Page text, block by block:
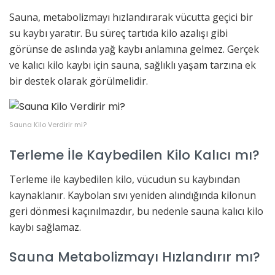
Sauna, metabolizmayı hızlandırarak vücutta geçici bir
su kaybı yaratır. Bu süreç tartıda kilo azalışı gibi
görünse de aslında yağ kaybı anlamına gelmez. Gerçek
ve kalıcı kilo kaybı için sauna, sağlıklı yaşam tarzına ek
bir destek olarak görülmelidir.
Sauna Kilo Verdirir mi?
Terleme İle Kaybedilen Kilo Kalıcı mı?
Terleme ile kaybedilen kilo, vücudun su kaybından
kaynaklanır. Kaybolan sıvı yeniden alındığında kilonun
geri dönmesi kaçınılmazdır, bu nedenle sauna kalıcı kilo
kaybı sağlamaz.
Sauna Metabolizmayı Hızlandırır mı?